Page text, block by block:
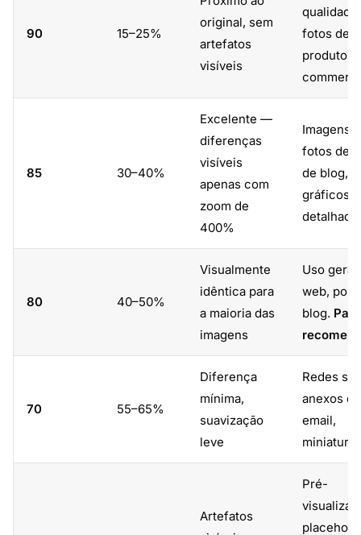
90 15–25%
original, sem
artefatos
visíveis
qualidade,
fotos de
produtos
85 30–40%
Excelente —
diferenças
visíveis
apenas com
zoom de
400%
Imagens
fotos de
de blog,
gráficos
80 40–50%
Visualmente
idêntica para
a maioria das
imagens
Uso geral
web,
blog.
70 55–65%
Diferença
mínima,
suavização
leve
Redes
anexos de
email,
miniaturas
Artefatos
Pré-